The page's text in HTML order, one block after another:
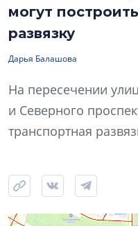
могут
развязку
Дарья Балашова
На пересечении
и Северного
транспортная